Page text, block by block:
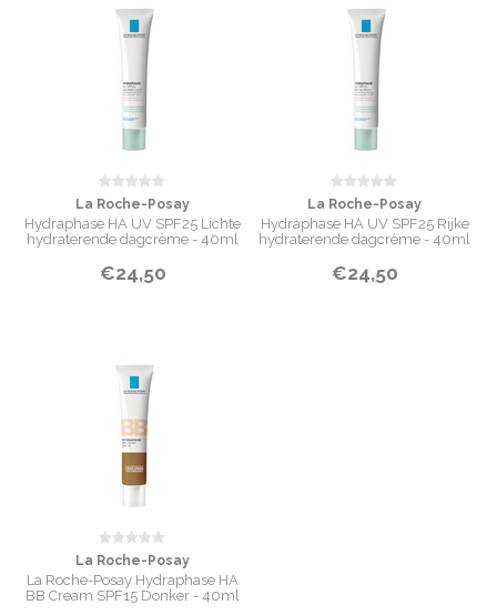
La Roche-Posay
Hydraphase HA UV SPF25 Lichte
hydraterende dagcrème - 40ml
€24,50
La Roche-Posay
Hydraphase HA UV SPF25 Rijke
hydraterende dagcrème - 40ml
€24,50
La Roche-Posay
La Roche-Posay Hydraphase HA
BB Cream SPF15 Donker - 40ml